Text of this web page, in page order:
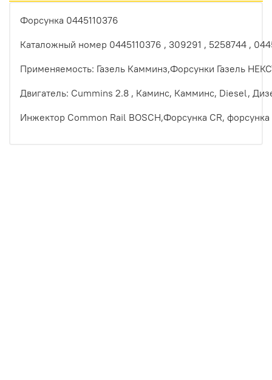
Форсунка 0445110376
Каталожный номер 0445110376 , 309291 , 5258744 ,
Применяемость: Газель Камминз,Форсунки Газель
Двигатель: Cummins 2.8 , Каминс, Камминс, Diesel,
Инжектор Common Rail BOSCH,Форсунка CR,